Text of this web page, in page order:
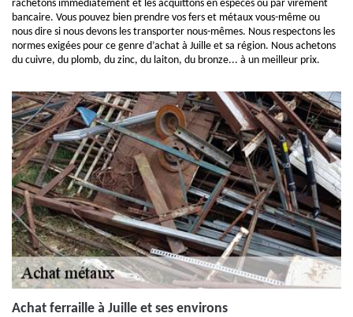
rachetons immédiatement et les acquittons en espèces ou par virement
bancaire. Vous pouvez bien prendre vos fers et métaux vous-même ou
nous dire si nous devons les transporter nous-mêmes. Nous respectons les
normes exigées pour ce genre d’achat à Juille et sa région. Nous achetons
du cuivre, du plomb, du zinc, du laiton, du bronze... à un meilleur prix.
Achat ferraille à Juille et ses environs